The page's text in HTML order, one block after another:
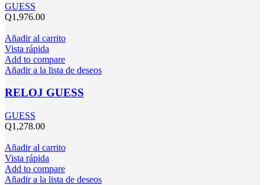
GUESS
Q1,976.00
Añadir al carrito
Vista rápida
Add to compare
Añadir a la lista de deseos
RELOJ GUESS
GUESS
Q1,278.00
Añadir al carrito
Vista rápida
Add to compare
Añadir a la lista de deseos